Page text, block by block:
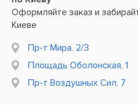
Оформляйте заказ и
Киеве
Пр-т Мира, 2/3
Площадь Оболонская, 1
Пр-т Воздушных Сил, 7